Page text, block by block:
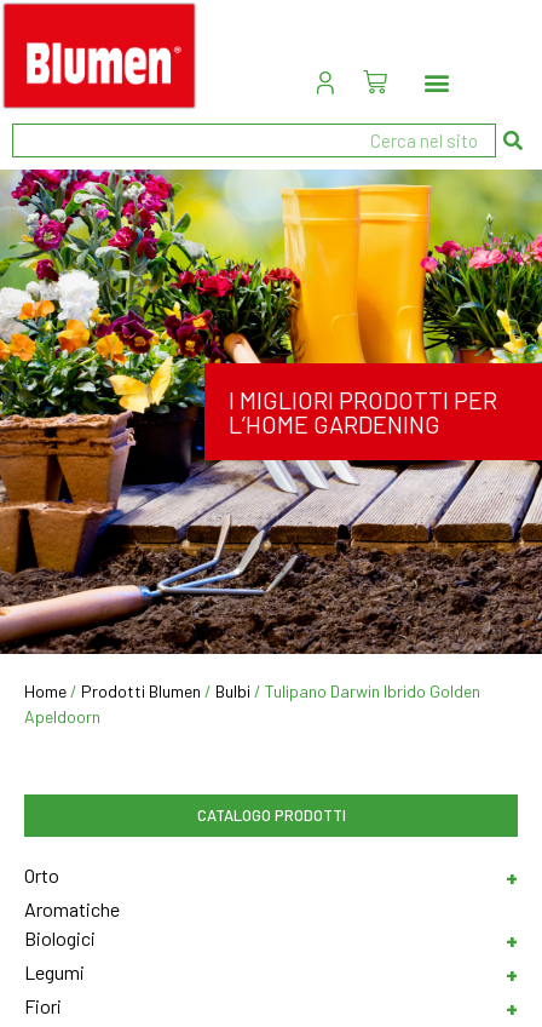
I MIGLIORI PRODOTTI PER
L’HOME GARDENING
Home / Prodotti Blumen / Bulbi / Tulipano Darwin Ibrido Golden
Apeldoorn
CATALOGO PRODOTTI
Orto
Aromatiche
Biologici
Legumi
Fiori